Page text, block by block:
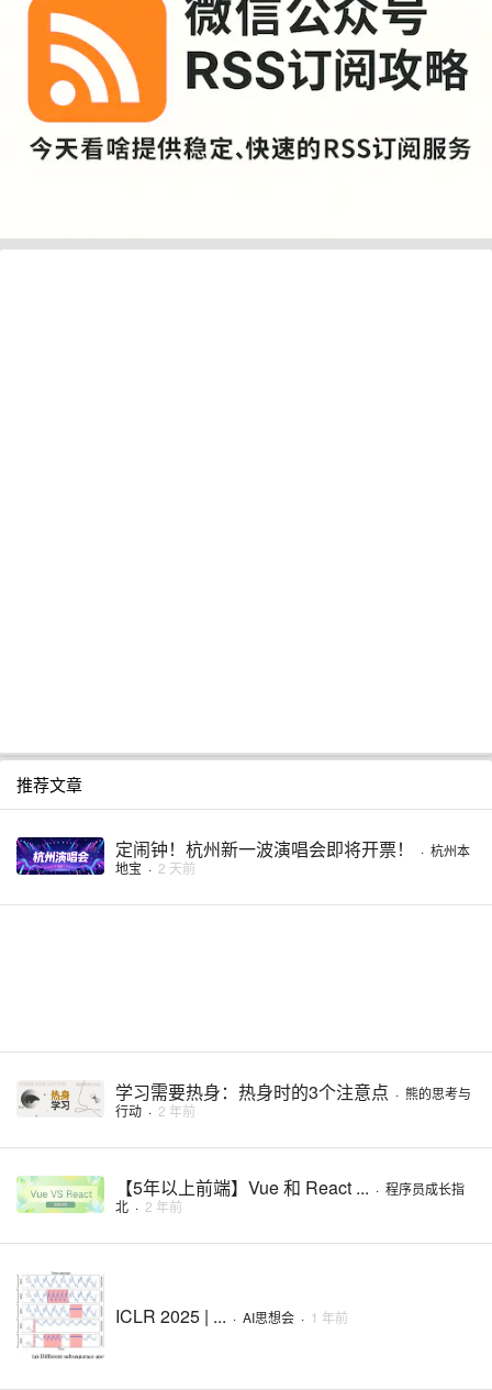
推荐文章
定闹钟！杭州新一波演唱会即将开票！ · 杭州本
地宝 · 2 天前
学习需要热身：热身时的3个注意点 · 熊的思考与
行动 · 2 年前
【5年以上前端】Vue 和 React ... · 程序员成长指
北 · 2 年前
ICLR 2025 | ... · AI思想会 · 1 年前